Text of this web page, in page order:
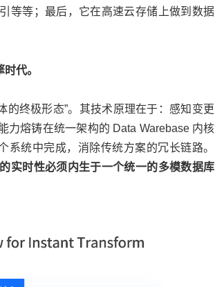
等等；最后，它在高速云存储上做到数据
代。
的终极形态”。其技术原理在于：感知变更
力熔铸在统一架构的 Data Warebase 内核
系统中完成，消除传统方案的冗长链路。
实时性必须内生于一个统一的多模数据库